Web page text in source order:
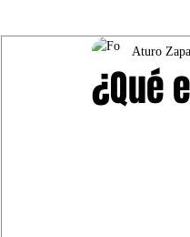
¿Qué
Aturo